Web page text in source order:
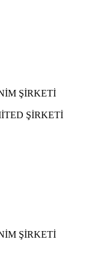
ŞİRKETİ
ŞİRKETİ
ŞİRKETİ